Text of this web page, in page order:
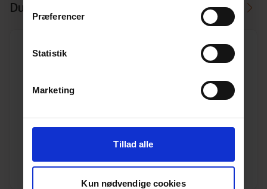
Præferencer
Statistik
Marketing
Tillad alle
Kun nødvendige cookies
Du kan måske i stedet bruge
600 mm betondæksel m/armering 10t h=95 mm